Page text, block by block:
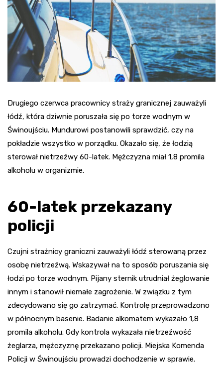
Drugiego czerwca pracownicy straży granicznej zauważyli
łódź, która dziwnie poruszała się po torze wodnym w
Świnoujściu. Mundurowi postanowili sprawdzić, czy na
pokładzie wszystko w porządku. Okazało się, że łodzią
sterował nietrzeźwy 60-latek. Mężczyzna miał 1,8 promila
alkoholu w organizmie.
60-latek przekazany
policji
Czujni strażnicy graniczni zauważyli łódź sterowaną przez
osobę nietrzeźwą. Wskazywał na to sposób poruszania się
łodzi po torze wodnym. Pijany sternik utrudniał żeglowanie
innym i stanowił niemałe zagrożenie. W związku z tym
zdecydowano się go zatrzymać. Kontrolę przeprowadzono
w północnym basenie. Badanie alkomatem wykazało 1,8
promila alkoholu. Gdy kontrola wykazała nietrzeźwość
żeglarza, mężczyznę przekazano policji. Miejska Komenda
Policji w Świnoujściu prowadzi dochodzenie w sprawie.